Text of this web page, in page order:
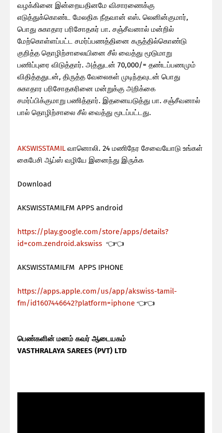
வழக்கினை இன்றையதினமே விசாரணைக்கு
எடுத்துக்கொண்ட மேலதிக நீதவான் எஸ். லெனின்குமார்,
பொது சுகாதார பரிசோதகர் பா. சஞ்சீவனால் மன்றில்
மேற்கொள்ளப்பட்ட சமர்ப்பணத்தினை கருத்தில்கொண்டு
குறித்த தொழிற்சாலையினை சீல் வைத்து மூடுமாறு
பணிப்புரை விடுத்தார். அத்துடன் 70,000/= தண்டப்பணமும்
விதித்ததுடன், திருத்த வேலைகள் முடிந்தவுடன் பொது
சுகாதார பரிசோதகரினை மன்றுக்கு அறிக்கை
சமர்ப்பிக்குமாறு பணித்தார். இதனையடுத்து பா. சஞ்சீவனால்
பால் தொழிற்சாலை சீல் வைத்து மூடப்பட்டது.
AKSWISSTAMIL வானொலி. 24 மணிநேர சேவையோடு உங்கள்
கைபேசி ஆப்ஸ் வழியே இனைந்து இருக்க
Download
AKSWISSTAMILFM APPS android
https://play.google.com/store/apps/details?
id=com.zendroid.akswiss 👈👈
AKSWISSTAMILFM APPS IPHONE
https://apps.apple.com/us/app/akswiss-tamil-
fm/id1607446642?platform=iphone 👈👈
பெண்களின் மனம் கவர் ஆடையகம்
VASTHRALAYA SAREES (PVT) LTD